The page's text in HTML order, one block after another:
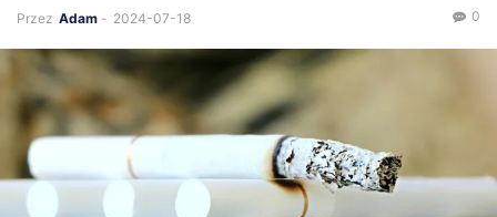
Przez Adam - 2024-07-18 0